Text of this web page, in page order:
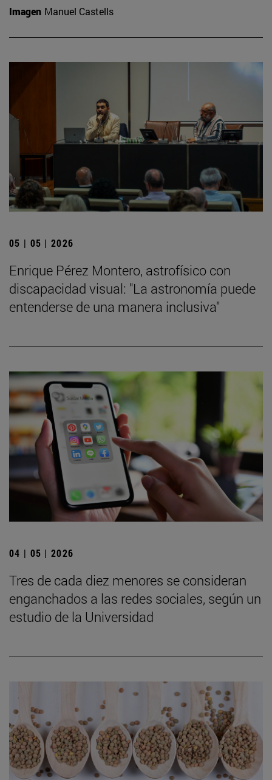
Imagen Manuel Castells
05 | 05 | 2026
Enrique Pérez Montero, astrofísico con
discapacidad visual: "La astronomía puede
entenderse de una manera inclusiva"
04 | 05 | 2026
Tres de cada diez menores se consideran
enganchados a las redes sociales, según un
estudio de la Universidad